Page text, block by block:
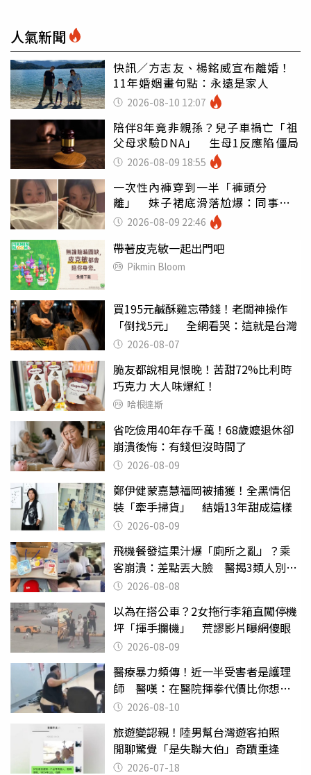
人氣新聞
快訊／方志友、楊銘威宣布離婚！
11年婚姻畫句點：永遠是家人
2026-08-10 12:07
陪伴8年竟非親孫？兒子車禍亡「祖
父母求驗DNA」 生母1反應陷僵局
2026-08-09 18:55
一次性內褲穿到一半「褲頭分
離」 妹子裙底滑落尬爆：同事全
看光2026-08-09 22:46
帶著皮克敏一起出門吧
Pikmin Bloom
買195元鹹酥雞忘帶錢！老闆神操作
「倒找5元」 全網看哭：這就是台灣
2026-08-07
脆友都說相見恨晚！苦甜72%比利時
巧克力 大人味爆紅！
哈根達斯
省吃儉用40年存千萬！68歲嬤退休卻
崩潰後悔：有錢但沒時間了
2026-08-09
鄭伊健蒙嘉慧福岡被捕獲！全黑情侶
裝「牽手掃貨」 結婚13年甜成這樣
2026-08-09
飛機餐發這果汁爆「廁所之亂」？乘
客崩潰：差點丟大臉 醫揭3類人別亂
喝 2026-08-08
以為在搭公車？2女拖行李箱直闖停機
坪「揮手攔機」 荒謬影片曝網傻眼
2026-08-09
醫療暴力頻傳！近一半受害者是護理
師 醫嘆：在醫院揮拳代價比你想像
的還要大
2026-08-10
旅遊變認親！陸男幫台灣遊客拍照
閒聊驚覺「是失聯大伯」奇蹟重逢
2026-07-18